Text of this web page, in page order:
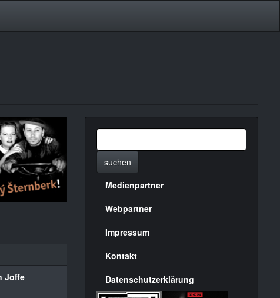
Joffe
suchen
Menülinks
rechte
Seite
Medienpartner
Webpartner
Impressum
Kontakt
Datenschutzerklärung